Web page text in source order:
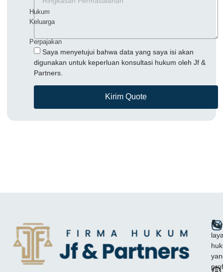
Hukum
Keluarga
Perpajakan
Saya menyetujui bahwa data yang saya isi akan
digunakan untuk keperluan konsultasi hukum oleh Jf &
Partners.
Kirim Quote